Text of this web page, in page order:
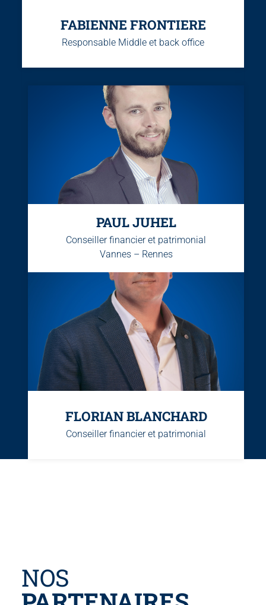
FABIENNE FRONTIERE
Responsable Middle et back office
PAUL JUHEL
Conseiller financier et patrimonial
Vannes – Rennes
FLORIAN BLANCHARD
Conseiller financier et patrimonial
NOS